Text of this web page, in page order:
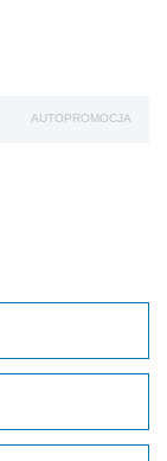
AUTOPROMOCJA